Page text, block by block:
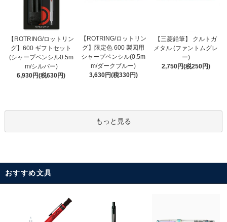
【ROTRING/ロットリン
グ】600 ギフトセット
(シャープペンシル0.5m
m/シルバー)
6,930円(税630円)
【ROTRING/ロットリン
グ】限定色 600 製図用
シャープペンシル(0.5m
m/ダークブルー)
3,630円(税330円)
【三菱鉛筆】 クルトガ
メタル (ファントムグレ
ー)
2,750円(税250円)
もっと見る
おすすめ文具